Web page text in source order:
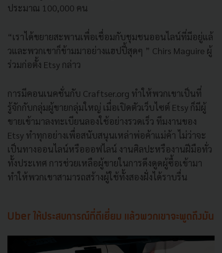
ประมาณ 100,000 คน
“เราได้ขยายสะพานเพื่อเชื่อมกับชุมชนออนไลน์ที่มีอยู่แล้
วและพวกเขาก็ข้ามมาอย่างแฮปปี้สุดๆ ” Chirs Maguire ผู้
ร่วมก่อตั้ง Etsy กล่าว
การมีคอนเนคชั่นกับ Craftser.org ทำให้พวกเขาเป็นที่
รู้จักกับกลุ่มผู้ขายกลุ่มใหญ่ เมื่อเปิดตัวเว็บไซต์ Etsy ก็มีผู้
ขายเข้ามาลงทะเบียนลองใช้อย่างรวดเร็ว ทีมงานของ
Etsy ทำทุกอย่างเพื่อสนับสนุนเหล่าพ่อค้าแม่ค้า ไม่ว่าจะ
เป็นทางออนไลน์หรือออฟไลน์ งานศิลปะหรืองานฝีมือทั่ว
ทั้งประเทศ การช่วยเหลือผู้ขายในการดึงดูดผู้ซื้อเข้ามา
ทำให้พวกเขาสามารถสร้างผู้ใช้ทั้งสองฝั่งได้ราบรื่น
Uber ให้ประสบการณ์ที่ดีเยี่ยม แล้วพวกเขาจะพูดถึงมัน